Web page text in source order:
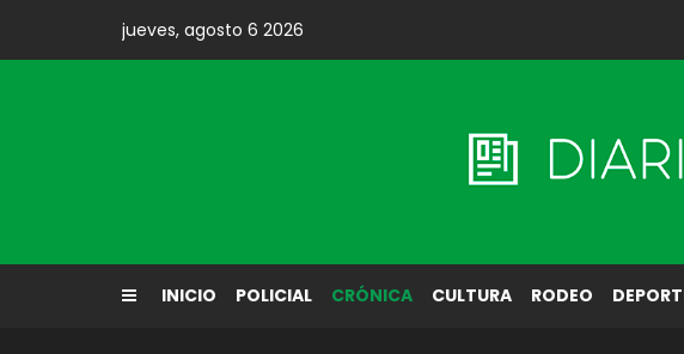
content
jueves, agosto 6 2026
Diario El Labrador
INICIO POLICIAL CRÓNICA CULTURA RODEO